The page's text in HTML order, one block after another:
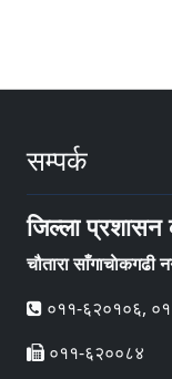
सम्पर्क
जिल्ला प्रशासन
चौतारा साँगाचाेकगढी
०११-६२०१०६,
०११-६२००८४